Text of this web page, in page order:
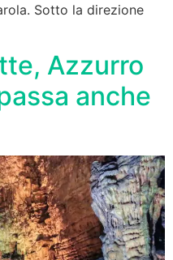
Sotto la direzione
Azzurro
anche